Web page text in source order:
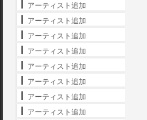
アーティスト追加
アーティスト追加
アーティスト追加
アーティスト追加
アーティスト追加
アーティスト追加
アーティスト追加
アーティスト追加